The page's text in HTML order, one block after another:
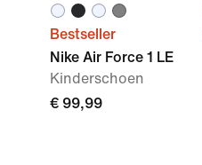
Bestseller
Nike Air Force 1 LE
Kinderschoen
€ 99,99